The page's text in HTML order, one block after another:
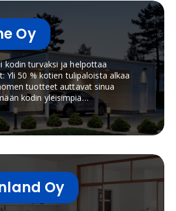
Oy
kodin turvaksi ja helpottaa
Yli 50 % kotien tulipaloista alkaa
tuotteet auttavat sinua
kodin yleisimpiä
lataus: Innohome Charlie
lataat autosi nopeasti ja
Oy